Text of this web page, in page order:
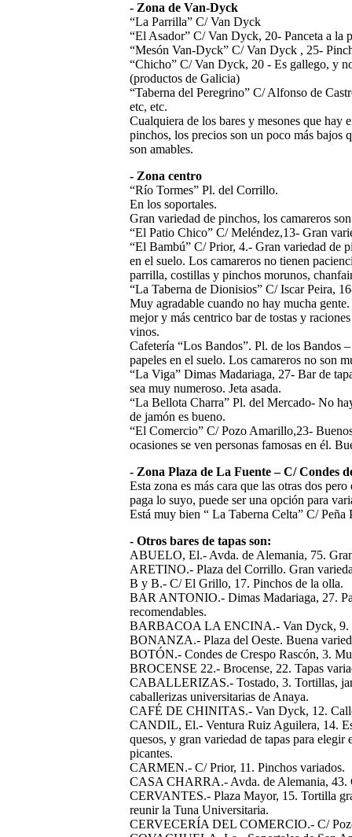
- Zona de Van-Dyck
“La Parrilla” C/ Van Dyck
“El Asador” C/ Van Dyck, 20- Panceta a la
“Mesón Van-Dyck” C/ Van Dyck , 25-
“Chicho” C/ Van Dyck, 20 - Es gallego, y
(productos de Galicia)
“Taberna del Peregrino” C/ Alfonso de
etc, etc.
Cualquiera de los bares y mesones que hay
pinchos, los precios son un poco más bajos
son amables.
- Zona centro
“Río Tormes” Pl. del Corrillo.
En los soportales.
Gran variedad de pinchos, los camareros
“El Patio Chico” C/ Meléndez,13- Gran
“El Bambú” C/ Prior, 4.- Gran variedad de
en el suelo. Los camareros no tienen
parrilla, costillas y pinchos morunos,
“La Taberna de Dionisios” C/ Iscar Peira,
Muy agradable cuando no hay mucha
mejor y más centrico bar de tostas y
vinos.
Cafetería “Los Bandos”. Pl. de los Bandos
papeles en el suelo. Los camareros no son
“La Viga” Dimas Madariaga, 27- Bar de
sea muy numeroso. Jeta asada.
“La Bellota Charra” Pl. del Mercado- No
de jamón es bueno.
“El Comercio” C/ Pozo Amarillo,23-
ocasiones se ven personas famosas en él.
- Zona Plaza de La Fuente – C/ Condes
Esta zona es más cara que las otras dos
paga lo suyo, puede ser una opción para
Está muy bien “ La Taberna Celta” C/ Peña
- Otros bares de tapas son:
ABUELO, El.- Avda. de Alemania, 75.
ARETINO.- Plaza del Corrillo. Gran
B y B.- C/ El Grillo, 17. Pinchos de la olla.
BAR ANTONIO.- Dimas Madariaga, 27.
recomendables.
BARBACOA LA ENCINA.- Van Dyck, 9.
BONANZA.- Plaza del Oeste. Buena
BOTÓN.- Condes de Crespo Rascón, 3.
BROCENSE 22.- Brocense, 22. Tapas
CABALLERIZAS.- Tostado, 3. Tortillas,
caballerizas universitarias de Anaya.
CAFÉ DE CHINITAS.- Van Dyck, 12.
CANDIL, El.- Ventura Ruiz Aguilera, 14.
quesos, y gran variedad de tapas para
picantes.
CARMEN.- C/ Prior, 11. Pinchos variados.
CASA CHARRA.- Avda. de Alemania, 43.
CERVANTES.- Plaza Mayor, 15. Tortilla
reunir la Tuna Universitaria.
CERVECERÍA DEL COMERCIO.- C/